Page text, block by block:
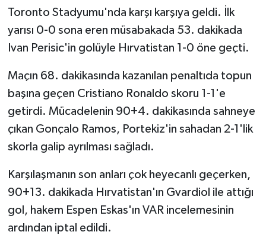
Toronto Stadyumu'nda karşı karşıya geldi. İlk
yarısı 0-0 sona eren müsabakada 53. dakikada
Ivan Perisic'in golüyle Hırvatistan 1-0 öne geçti.
Maçın 68. dakikasında kazanılan penaltıda topun
başına geçen Cristiano Ronaldo skoru 1-1'e
getirdi. Mücadelenin 90+4. dakikasında sahneye
çıkan Gonçalo Ramos, Portekiz'in sahadan 2-1'lik
skorla galip ayrılması sağladı.
Karşılaşmanın son anları çok heyecanlı geçerken,
90+13. dakikada Hırvatistan'ın Gvardiol ile attığı
gol, hakem Espen Eskas'ın VAR incelemesinin
ardından iptal edildi.